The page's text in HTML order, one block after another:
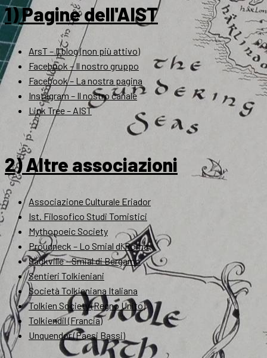
1) Pagine dell'AIST
ArsT – Il blog (non più attivo)
Facebook – Il nostro gruppo
Facebook – La nostra pagina
Instagram – Il nostro canale
Link Tree – AIST
2) Altre associazioni
Associazione Culturale Eriador
Ist. Filosofico Studi Tomistici
Mythopoeic Society
Proudneck – Lo Smial di Roma
Sackville – Smial di Bergamo
Sentieri Tolkieniani
Società Tolkieniana Italiana
Tolkien Society (Regno Unito)
Tolkiendil (Francia)
Unquendor (Paesi Bassi)